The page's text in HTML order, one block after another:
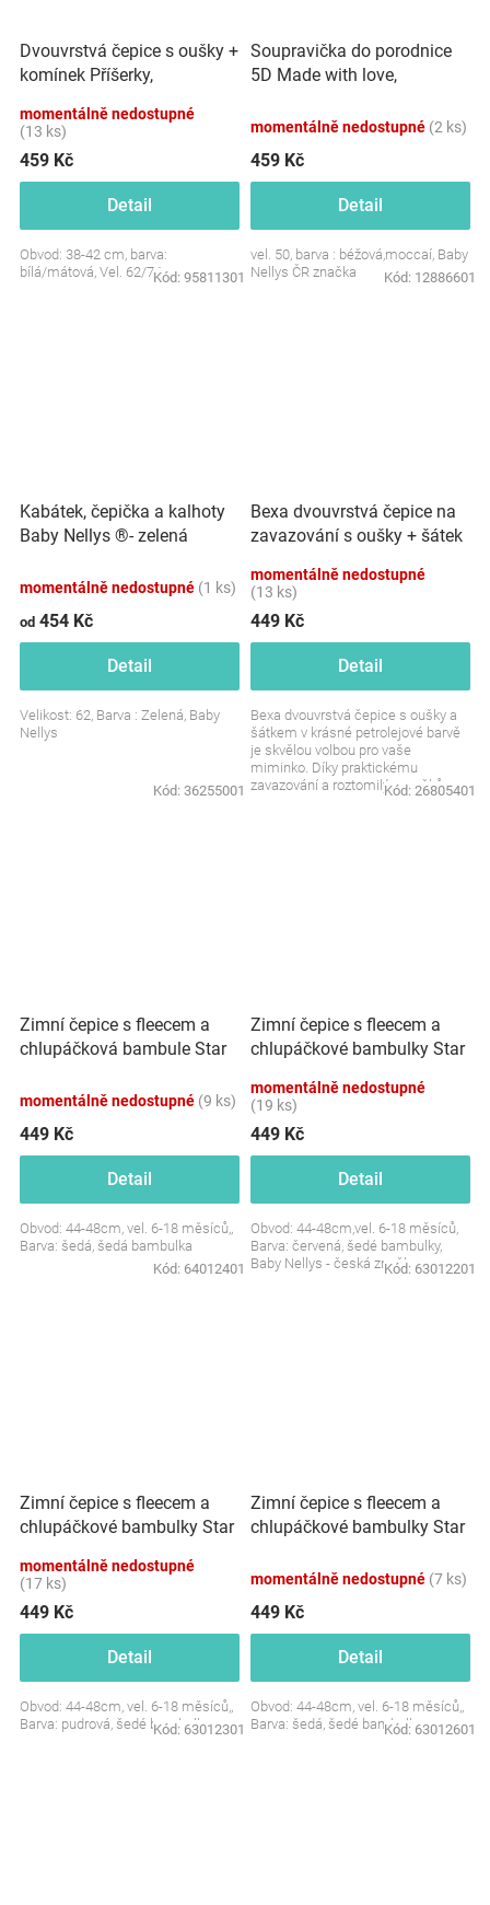
Dvouvrstvá čepice s oušky +
komínek Příšerky,
momentálně nedostupné
(13 ks)
459 Kč
Detail
Obvod: 38-42 cm, barva:
bílá/mátová, Vel. 62/74Kód: 95811301
Soupravička do porodnice
5D Made with love,
momentálně nedostupné (2 ks)
459 Kč
Detail
vel. 50, barva : béžová,moccaí, Baby
Nellys ČR značka
Kód: 12886601
Kabátek, čepička a kalhoty
Baby Nellys ®- zelená
momentálně nedostupné (1 ks)
od 454 Kč
Detail
Velikost: 62, Barva : Zelená, Baby
Nellys
Kód: 36255001
Bexa dvouvrstvá čepice na
zavazování s oušky + šátek
momentálně nedostupné
(13 ks)
449 Kč
Detail
Bexa dvouvrstvá čepice s oušky a
šátkem v krásné petrolejové barvě
je skvělou volbou pro vaše
miminko. Díky praktickému
zavazování a roztomilým ouškům
Kód: 26805401
Zimní čepice s fleecem a
chlupáčková bambule Star
NELLYS
momentálně nedostupné (9 ks)
449 Kč
Detail
Obvod: 44-48cm, vel. 6-18 měsíců,,
Barva: šedá, šedá bambulka
Kód: 64012401
Zimní čepice s fleecem a
chlupáčkové bambulky Star
momentálně nedostupné
(19 ks)
449 Kč
Detail
Obvod: 44-48cm,vel. 6-18 měsíců,
Barva: červená, šedé bambulky,
Baby Nellys - česká značka
Kód: 63012201
Zimní čepice s fleecem a
chlupáčkové bambulky Star
momentálně nedostupné
(17 ks)
449 Kč
Detail
Obvod: 44-48cm, vel. 6-18 měsíců,,
Barva: pudrová, šedé bambulky
Kód: 63012301
Zimní čepice s fleecem a
chlupáčkové bambulky Star
NELLYS
momentálně nedostupné (7 ks)
449 Kč
Detail
Obvod: 44-48cm, vel. 6-18 měsíců,,
Barva: šedá, šedé bambulky
Kód: 63012601